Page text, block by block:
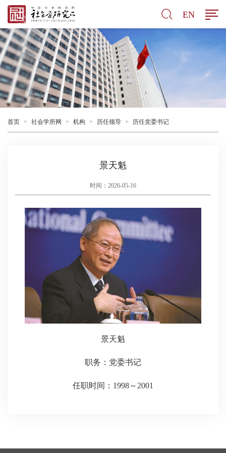
EN
首页 > 社会学所网 > 机构 > 历任领导 > 历任党委书记
景天魁
时间：2026-05-16
景天魁
职务：党委书记
任职时间：1998～2001